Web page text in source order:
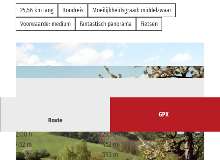
25,56 km lang Rondreis
Moeilijkheidsgraad: middelzwaar
Voorwaarde: medium
Fantastisch panorama Fietsen
Route
GPX
2:00 h
25,56 km
452 m
452 m
274 m
593 m